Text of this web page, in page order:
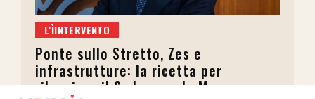
L'ÌINTERVENTO
Ponte sullo Stretto, Zes e
infrastrutture: la ricetta per
rilanciare il Sud secondo Mazzuca